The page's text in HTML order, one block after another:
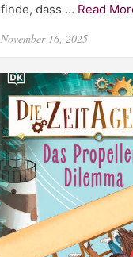
finde, dass … Read
Posted
November 16, 2025